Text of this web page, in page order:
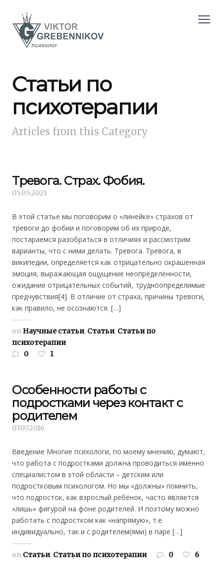
Статьи по
психотерапии
Articles from this Category
Тревога. Страх. Фобия.
05.05.2021
В этой статье мы поговорим о «линейке» страхов от
тревоги до фобии и поговорим об их природе,
постараемся разобраться в отличиях и рассмотрим
варианты, что с ними делать. Тревога. Тревога, в
википедии, определяется как отрицательно окрашенная
эмоция, выражающая ощущение неопределённости,
ожидание отрицательных событий, трудноопределимые
предчувствия[4]. В отличие от страха, причины тревоги,
как правило, не осознаются. […]
onНаучные статьи, Статьи, Статьи по
психотерапии
0
1
Особенности работы с
подростками через контакт с
родителем
07.07.2016
Введение Многие психологи, по моему мнению, думают,
что работа с подростками должна проводиться именно
специалистом в этой области – детским или
подростковым психологом. Но мы «должны» помнить,
что подросток, как взрослый ребёнок, часто является
«лишь» фигурой на фоне родителей. И поэтому можно
работать с подростком как «напрямую», т.е.
индивидуально, так и с родителем(ями) в паре […]
on Статьи, Статьи по психотерапии 0 6